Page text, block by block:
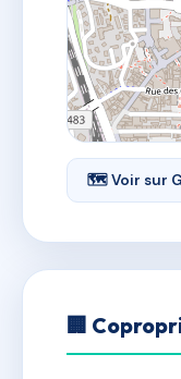
🗺 Voir sur
🏢